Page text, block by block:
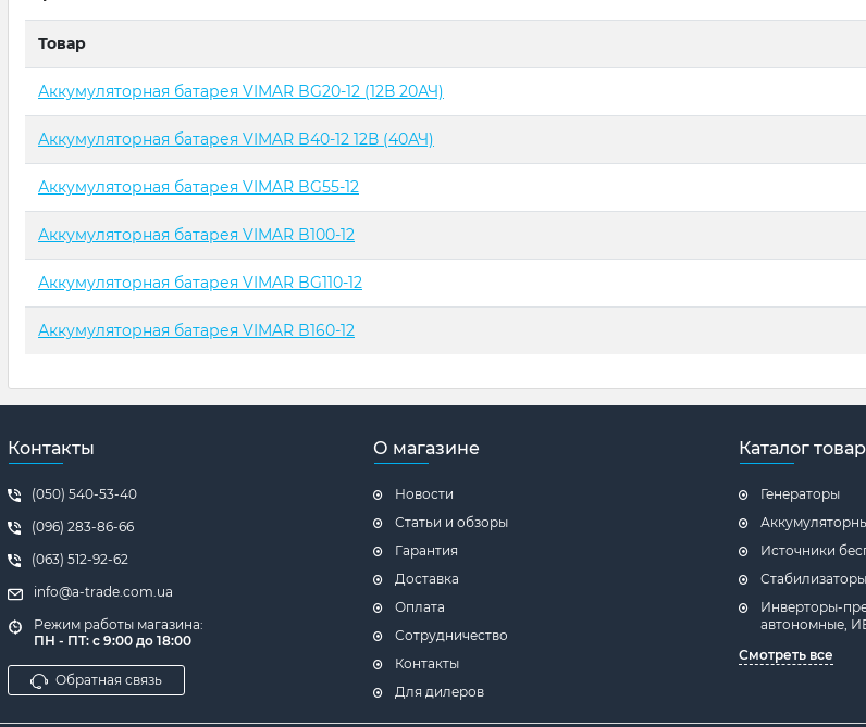
Товар
Аккумуляторная батарея VIMAR BG20-12 (12В 20АЧ)
Аккумуляторная батарея VIMAR B40-12 12В (40АЧ)
Аккумуляторная батарея VIMAR BG55-12
Аккумуляторная батарея VIMAR B100-12
Аккумуляторная батарея VIMAR BG110-12
Аккумуляторная батарея VIMAR B160-12
Контакты
(050) 540-53-40
(096) 283-86-66
(063) 512-92-62
info@a-trade.com.ua
Режим работы магазина:
ПН - ПТ: с 9:00 до 18:00
Обратная связь
О магазине
Новости
Статьи и обзоры
Гарантия
Доставка
Оплата
Сотрудничество
Контакты
Для дилеров
Каталог
Генераторы
Источники
Инверторы-
автономные,
Смотреть все